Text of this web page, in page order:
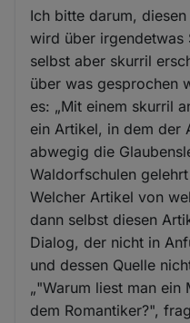
Ich bitte darum,
wird über irgendetwas
selbst aber skurril
über was gesprochen
es: „Mit einem skurril
ein Artikel, in dem der
abwegig die
Waldorfschulen
Welcher Artikel von
dann selbst diesen
Dialog, der nicht in
und dessen Quelle
„"Warum liest man
dem Romantiker?",